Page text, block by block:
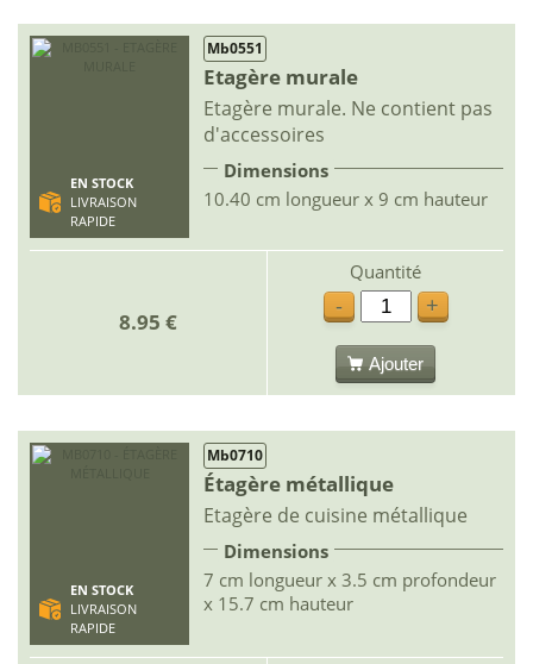
EN STOCK
LIVRAISON
RAPIDE
Mb0551
Etagère murale
Etagère murale. Ne contient pas
d'accessoires
Dimensions
10.40 cm longueur x 9 cm hauteur
8.95 €
Quantité
-
+
Ajouter
EN STOCK
LIVRAISON
RAPIDE
Mb0710
Étagère métallique
Etagère de cuisine métallique
Dimensions
7 cm longueur x 3.5 cm profondeur
x 15.7 cm hauteur